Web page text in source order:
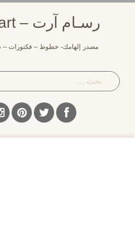
رسـام آرت – rassam art
مصدر إلهامك- خطوط – فكتورات